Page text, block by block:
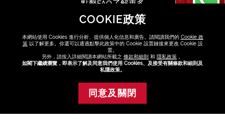
COOKIE政策
本網站使用 Cookies 進行分析、提供個人化信息和廣告。請閱讀我們的 Cookie 政
策以了解更多。你還可以通過點擊此政策中的 Cookie 設置鏈接來更改 Cookie 設
置。
另外，請按入詳細閱讀本網站所載之 條款和細則 和 隱私政策 。
如閣下繼續瀏覽，即表示了解及同意我們使用 Cookies、及接受有關條款和細則及
私隱政策。
同意及關閉
點擊FAQ了解更多
與美容顧問選購最適合你的產品
查看